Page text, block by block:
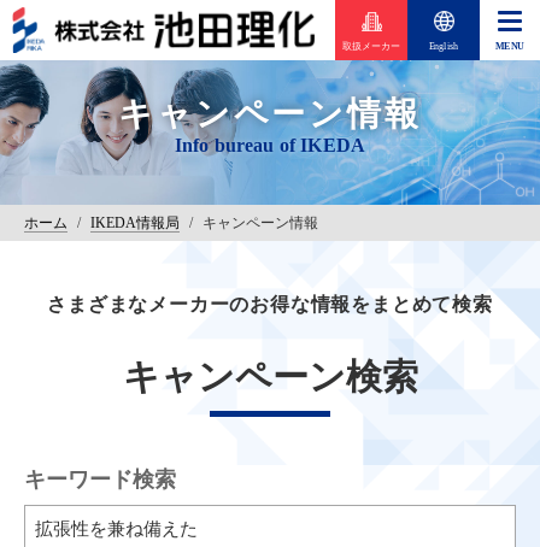
取扱メーカー English
キャンペーン情報
ホーム / IKEDA情報局 / キャンペーン情報
さまざまなメーカーのお得な情報をまとめて検索
キャンペーン検索
キーワード検索